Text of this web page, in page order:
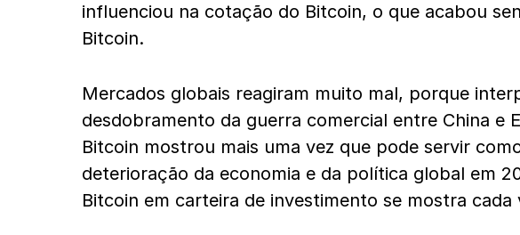
influenciou na cotação do Bitcoin, o que acabou
Bitcoin.
Mercados globais reagiram muito mal, porque
desdobramento da guerra comercial entre China e
Bitcoin mostrou mais uma vez que pode servir
deterioração da economia e da política global em
Bitcoin em carteira de investimento se mostra cada